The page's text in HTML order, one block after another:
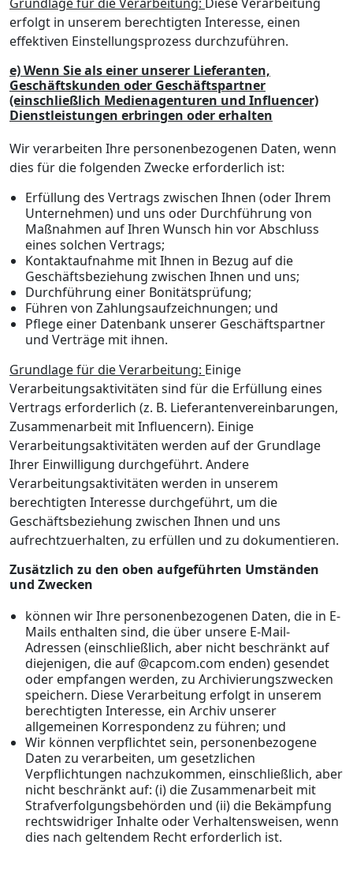
Grundlage für die Verarbeitung: Diese Verarbeitung
erfolgt in unserem berechtigten Interesse, einen
effektiven Einstellungsprozess durchzuführen.
e) Wenn Sie als einer unserer Lieferanten,
Geschäftskunden oder Geschäftspartner
(einschließlich Medienagenturen und Influencer)
Dienstleistungen erbringen oder erhalten
Wir verarbeiten Ihre personenbezogenen Daten, wenn
dies für die folgenden Zwecke erforderlich ist:
Erfüllung des Vertrags zwischen Ihnen (oder Ihrem
Unternehmen) und uns oder Durchführung von
Maßnahmen auf Ihren Wunsch hin vor Abschluss
eines solchen Vertrags;
Kontaktaufnahme mit Ihnen in Bezug auf die
Geschäftsbeziehung zwischen Ihnen und uns;
Durchführung einer Bonitätsprüfung;
Führen von Zahlungsaufzeichnungen; und
Pflege einer Datenbank unserer Geschäftspartner
und Verträge mit ihnen.
Grundlage für die Verarbeitung: Einige
Verarbeitungsaktivitäten sind für die Erfüllung eines
Vertrags erforderlich (z. B. Lieferantenvereinbarungen,
Zusammenarbeit mit Influencern). Einige
Verarbeitungsaktivitäten werden auf der Grundlage
Ihrer Einwilligung durchgeführt. Andere
Verarbeitungsaktivitäten werden in unserem
berechtigten Interesse durchgeführt, um die
Geschäftsbeziehung zwischen Ihnen und uns
aufrechtzuerhalten, zu erfüllen und zu dokumentieren.
Zusätzlich zu den oben aufgeführten Umständen
und Zwecken
können wir Ihre personenbezogenen Daten, die in E-
Mails enthalten sind, die über unsere E-Mail-
Adressen (einschließlich, aber nicht beschränkt auf
diejenigen, die auf @capcom.com enden) gesendet
oder empfangen werden, zu Archivierungszwecken
speichern. Diese Verarbeitung erfolgt in unserem
berechtigten Interesse, ein Archiv unserer
allgemeinen Korrespondenz zu führen; und
Wir können verpflichtet sein, personenbezogene
Daten zu verarbeiten, um gesetzlichen
Verpflichtungen nachzukommen, einschließlich, aber
nicht beschränkt auf: (i) die Zusammenarbeit mit
Strafverfolgungsbehörden und (ii) die Bekämpfung
rechtswidriger Inhalte oder Verhaltensweisen, wenn
dies nach geltendem Recht erforderlich ist.